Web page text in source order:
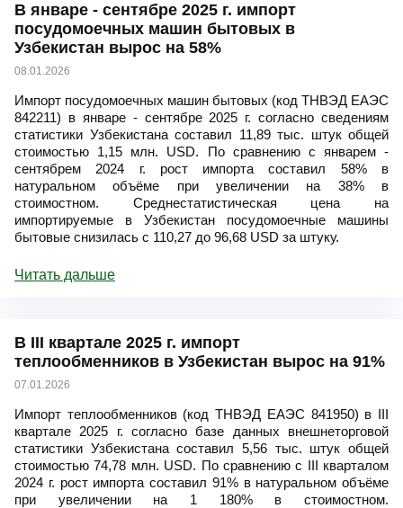
В январе - сентябре 2025 г. импорт
посудомоечных машин бытовых в
Узбекистан вырос на 58%
08.01.2026
Импорт посудомоечных машин бытовых (код ТНВЭД ЕАЭС
842211) в январе - сентябре 2025 г. согласно сведениям
статистики Узбекистана составил 11,89 тыс. штук общей
стоимостью 1,15 млн. USD. По сравнению с январем -
сентябрем 2024 г. рост импорта составил 58% в
натуральном объёме при увеличении на 38% в
стоимостном. Среднестатистическая цена на
импортируемые в Узбекистан посудомоечные машины
бытовые снизилась с 110,27 до 96,68 USD за штуку.
Читать дальше
В III квартале 2025 г. импорт
теплообменников в Узбекистан вырос на 91%
07.01.2026
Импорт теплообменников (код ТНВЭД ЕАЭС 841950) в III
квартале 2025 г. согласно базе данных внешнеторговой
статистики Узбекистана составил 5,56 тыс. штук общей
стоимостью 74,78 млн. USD. По сравнению с III кварталом
2024 г. рост импорта составил 91% в натуральном объёме
при увеличении на 1 180% в стоимостном.